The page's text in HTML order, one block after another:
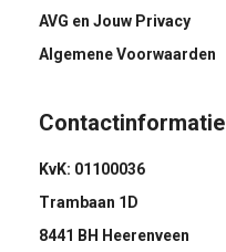
AVG en Jouw Privacy
Algemene Voorwaarden
Contactinformatie
KvK: 01100036
Trambaan 1D
8441 BH Heerenveen